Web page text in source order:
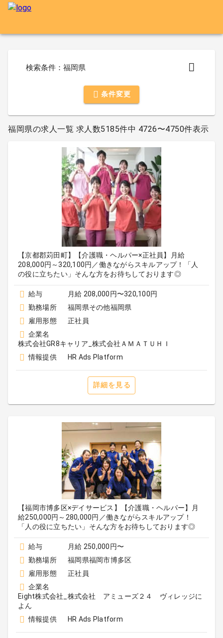
検索条件：福岡県
条件変更
福岡県の求人一覧 求人数5185件中 4726〜4750件表示
【京都郡苅田町】【介護職・ヘルパー×正社員】月給
208,000円～320,100円／働きながらスキルアップ！「人
の役に立ちたい」そんな方をお待ちしております◎
給与
月給 208,000円〜320,100円
勤務場所
福岡県その他福岡県
雇用形態
正社員
企業名
株式会社GR8キャリア_株式会社ＡＭＡＴＵＨＩ
情報提供
HR Ads Platform
詳細を見る
【福岡市博多区×デイサービス】【介護職・ヘルパー】月
給250,000円～280,000円／働きながらスキルアップ！
「人の役に立ちたい」そんな方をお待ちしております◎
給与
月給 250,000円〜
勤務場所
福岡県福岡市博多区
雇用形態
正社員
企業名
Eight株式会社_株式会社 アミューズ２４ ヴィレッジに
よん
情報提供
HR Ads Platform